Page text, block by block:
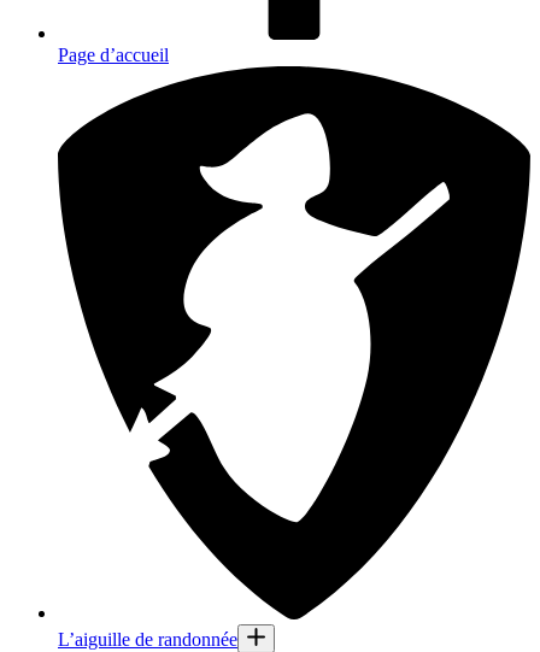
Page d’accueil
L’aiguille de randonnée